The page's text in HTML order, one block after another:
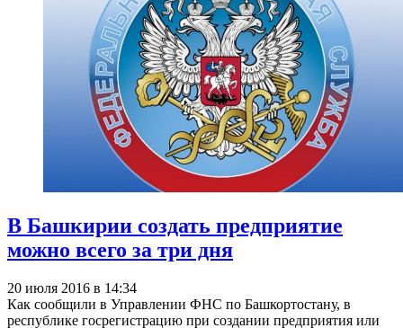
В Башкирии создать предприятие
можно всего за три дня
20 июля 2016 в 14:34
Как сообщили в Управлении ФНС по Башкортостану, в
республике госрегистрацию при создании предприятия или